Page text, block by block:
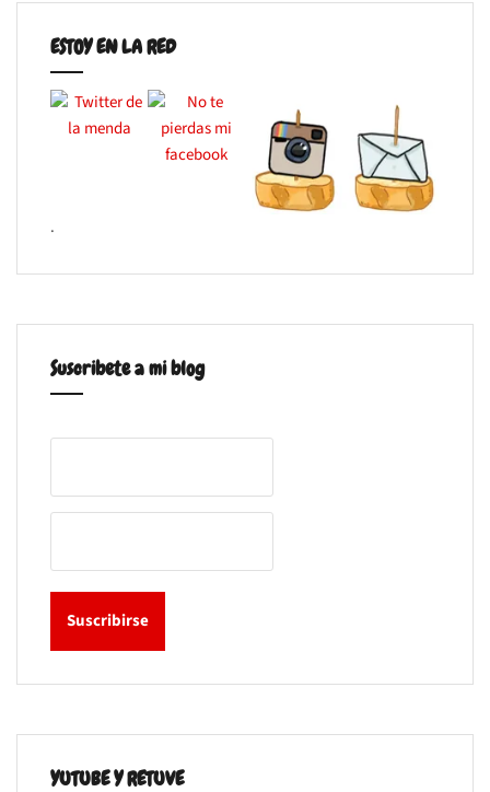
ESTOY EN LA RED
.
Suscribete a mi blog
YUTUBE Y RETUVE